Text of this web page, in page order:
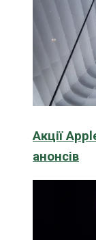
Акції
анонсів